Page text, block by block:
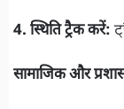
4. स्थिति ट्रैक करें:
सामाजिक और